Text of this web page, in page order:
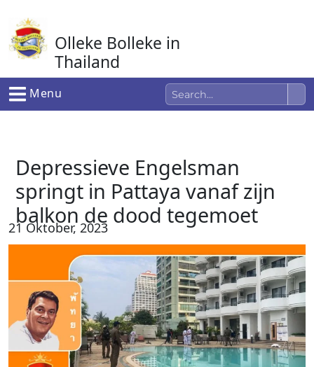
naar
de
inhoud
Olleke Bolleke in
Thailand
In Thailand
Menu
Depressieve Engelsman
springt in Pattaya vanaf zijn
balkon de dood tegemoet
21 Oktober, 2023